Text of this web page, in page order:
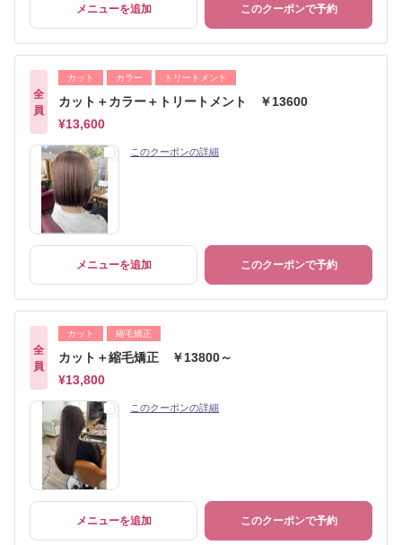
メニューを追加 このクーポンで予約
全
員
カット カラー トリートメント
カット＋カラー＋トリートメント ￥13600
¥13,600
このクーポンの詳細
メニューを追加 このクーポンで予約
全
員
カット 縮毛矯正
カット＋縮毛矯正 ￥13800～
¥13,800
このクーポンの詳細
メニューを追加 このクーポンで予約